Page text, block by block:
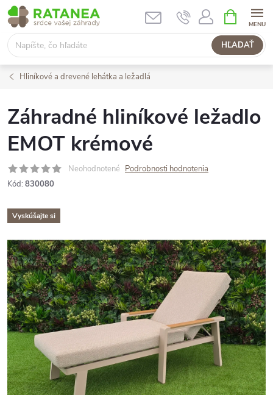
Prejsť
na
obsah
HĽADAŤ
KOŠÍK
Hliníkové a drevené lehátka a ležadlá
Záhradné hliníkové ležadlo
EMOT krémové
Neohodnotené Podrobnosti hodnotenia
Kód: 830080
Vyskúšajte si